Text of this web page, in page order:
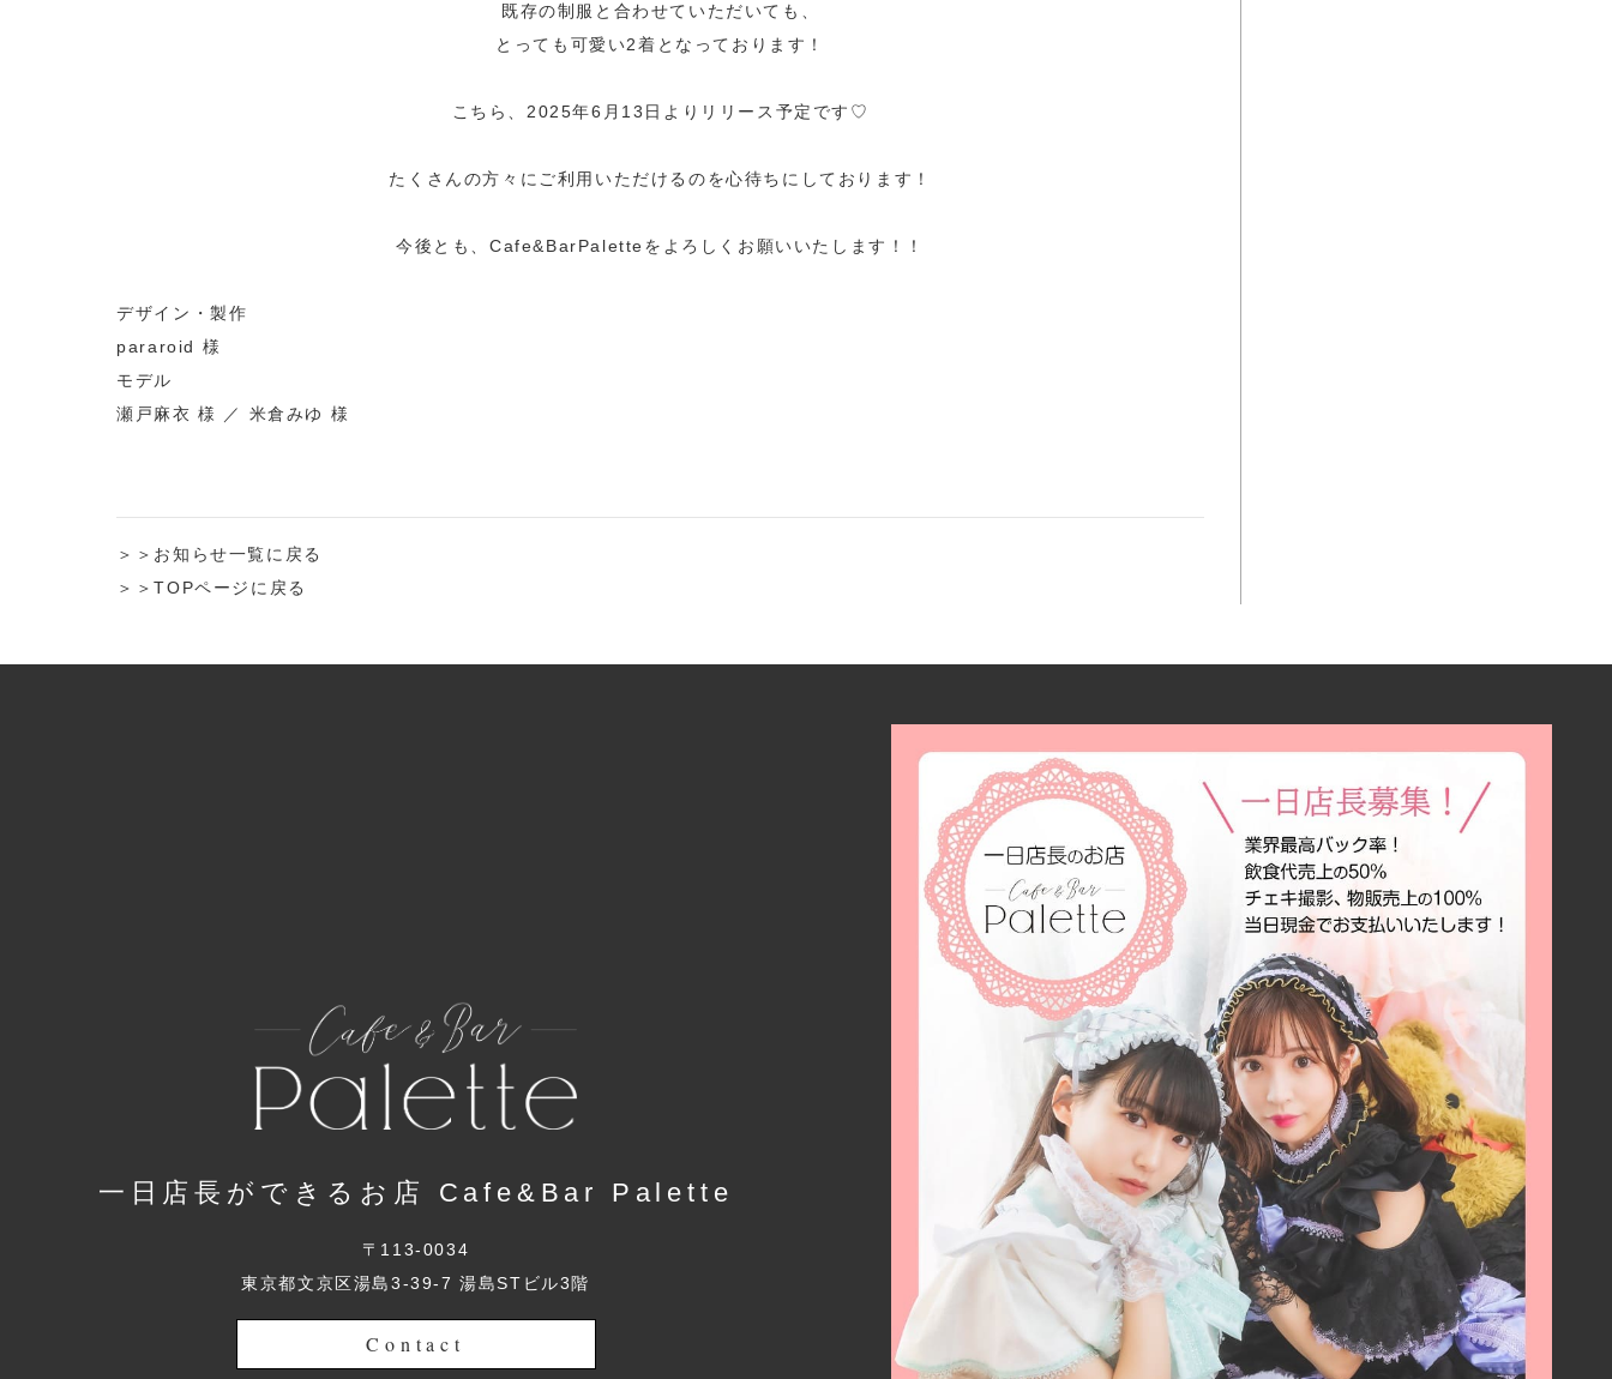
既存の制服と合わせていただいても、
とっても可愛い2着となっております！
こちら、2025年6月13日よりリリース予定です♡
たくさんの方々にご利用いただけるのを心待ちにしております！
今後とも、Cafe&BarPaletteをよろしくお願いいたします！！
デザイン・製作
pararoid 様
モデル
瀬戸麻衣 様 ／ 米倉みゆ 様
＞＞お知らせ一覧に戻る
＞＞TOPページに戻る
一日店長ができるお店 Cafe&Bar Palette
〒113-0034
東京都文京区湯島3-39-7 湯島STビル3階
Contact